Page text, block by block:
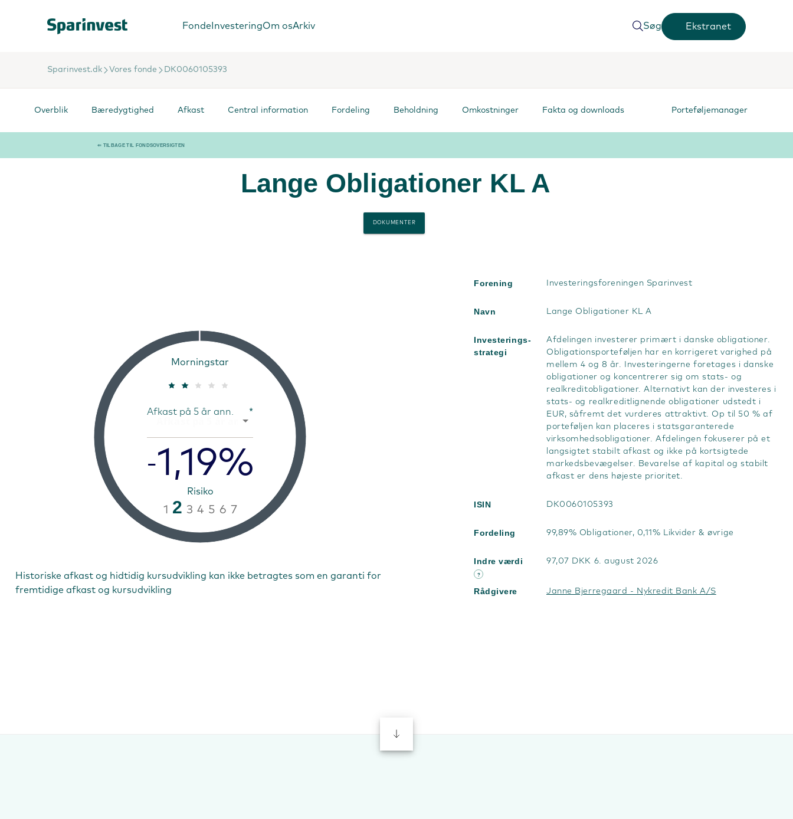
Fonde InvesteringOm osArkiv Søg Ekstranet
Sparinvest.dk Vores fonde DK0060105393
Overblik Bæredygtighed Afkast Central information Fordeling Beholdning Omkostninger Fakta og downloads Porteføljemanager
⇐ TILBAGE TIL FONDSOVERSIGTEN
Lange Obligationer KL A
DOKUMENTER
Morningstar
Afkast på 5 år ann. *
-1,19%
Risiko
1 2 3 4 5 6 7
Historiske afkast og hidtidig kursudvikling kan ikke betragtes som en garanti for
fremtidige afkast og kursudvikling
Forening Investeringsforeningen Sparinvest
Navn Lange Obligationer KL A
Investerings-
strategi
Afdelingen investerer primært i danske obligationer.
Obligationsporteføljen har en korrigeret varighed på
mellem 4 og 8 år. Investeringerne foretages i danske
obligationer og koncentrerer sig om stats- og
realkreditobligationer. Alternativt kan der investeres i
stats- og realkreditlignende obligationer udstedt i
EUR, såfremt det vurderes attraktivt. Op til 50 % af
porteføljen kan placeres i statsgaranterede
virksomhedsobligationer. Afdelingen fokuserer på et
langsigtet stabilt afkast og ikke på kortsigtede
markedsbevægelser. Bevarelse af kapital og stabilt
afkast er dens højeste prioritet.
ISIN DK0060105393
Fordeling 99,89% Obligationer, 0,11% Likvider & øvrige
Indre værdi
?
97,07 DKK 6. august 2026
Rådgivere Janne Bjerregaard - Nykredit Bank A/S